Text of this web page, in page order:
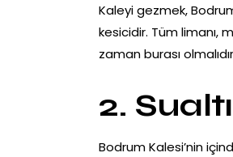
Kaleyi gezmek,
kesicidir. Tüm limanı,
zaman burası
2.
Bodrum Kalesi’nin